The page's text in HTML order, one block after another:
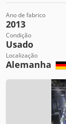
Ano de fabrico
2013
Condição
Usado
Localização
Alemanha